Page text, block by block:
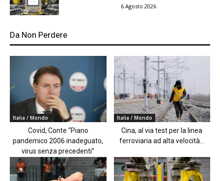
6 Agosto 2026
Da Non Perdere
Italia / Mondo
Covid, Conte “Piano
pandemico 2006 inadeguato,
virus senza precedenti”
Italia / Mondo
Cina, al via test per la linea
ferroviaria ad alta velocità...